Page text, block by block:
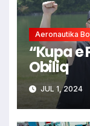
Aeronautika
“Kupa e
Obiliq
JUL 1, 2024